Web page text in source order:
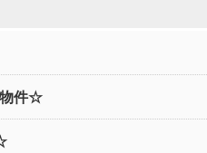
件☆